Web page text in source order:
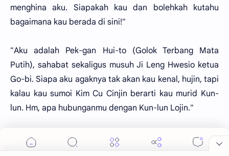
menghina aku. Siapakah kau dan bolehkah kutahu
bagaimana kau berada di sini!"
"Aku adalah Pek-gan Hui-to (Golok Terbang Mata
Putih), sahabat sekaligus musuh Ji Leng Hwesio ketua
Go-bi. Siapa aku agaknya tak akan kau kenal, hujin, tapi
kalau kau sumoi Kim Cu Cinjin berarti kau murid Kun-
lun. Hm, apa hubunganmu dengan Kun-lun Lojin."
"la supekku, tapi sudah mendiang!"